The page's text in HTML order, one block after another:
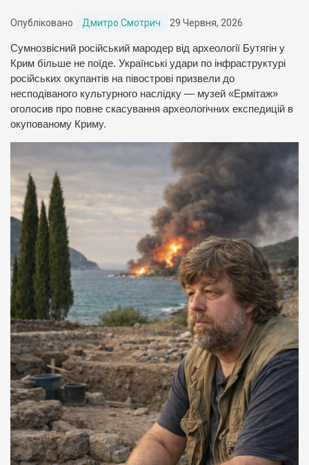
Опубліковано Дмитро Смотрич 29 Червня, 2026
Сумнозвісний російський мародер від археології Бутягін у
Крим більше не поїде. Українські удари по інфраструктурі
російських окупантів на півострові призвели до
несподіваного культурного наслідку — музей «Ермітаж»
оголосив про повне скасування археологічних експедицій в
окупованому Криму.